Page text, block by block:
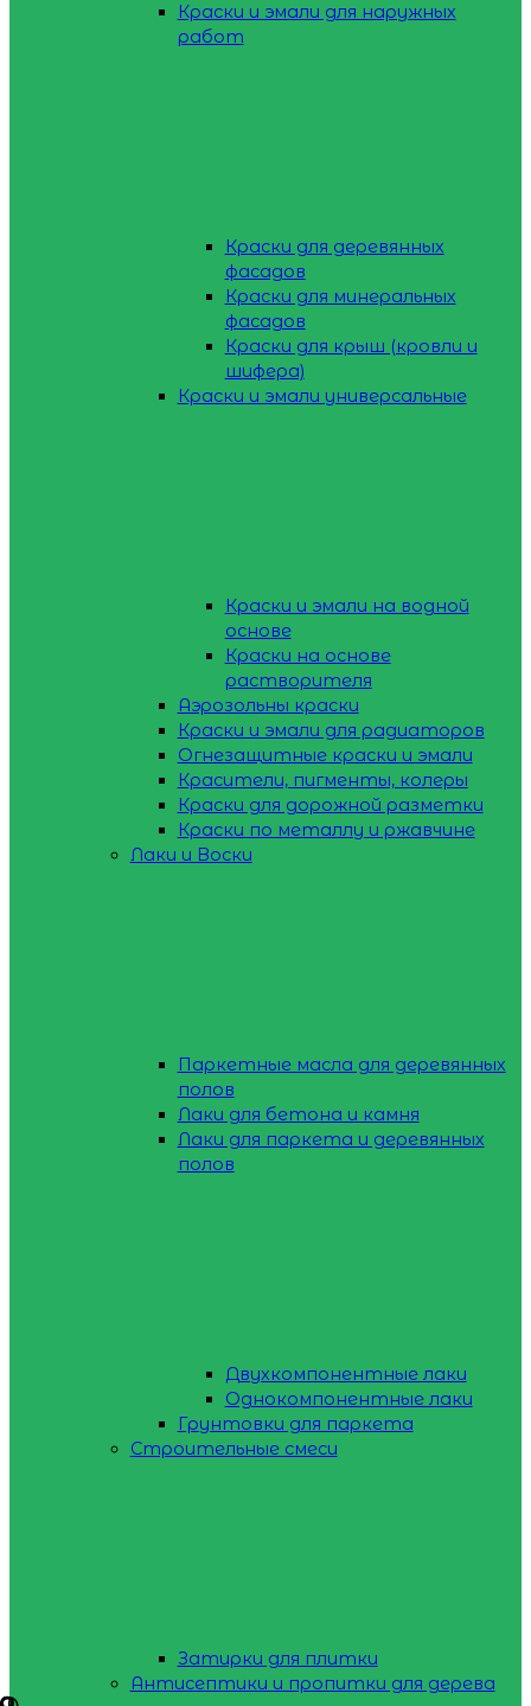
Краски и эмали для наружных
работ
Краски для деревянных
фасадов
Краски для минеральных
фасадов
Краски для крыш (кровли и
шифера)
Краски и эмали универсальные
Краски и эмали на водной
основе
Краски на основе
растворителя
Аэрозольны краски
Краски и эмали для радиаторов
Огнезащитные краски и эмали
Красители, пигменты, колеры
Краски для дорожной разметки
Краски по металлу и ржавчине
Лаки и Воски
Паркетные масла для деревянных
полов
Лаки для бетона и камня
Лаки для паркета и деревянных
полов
Двухкомпонентные лаки
Однокомпонентные лаки
Грунтовки для паркета
Строительные смеси
Затирки для плитки
Антисептики и пропитки для дерева